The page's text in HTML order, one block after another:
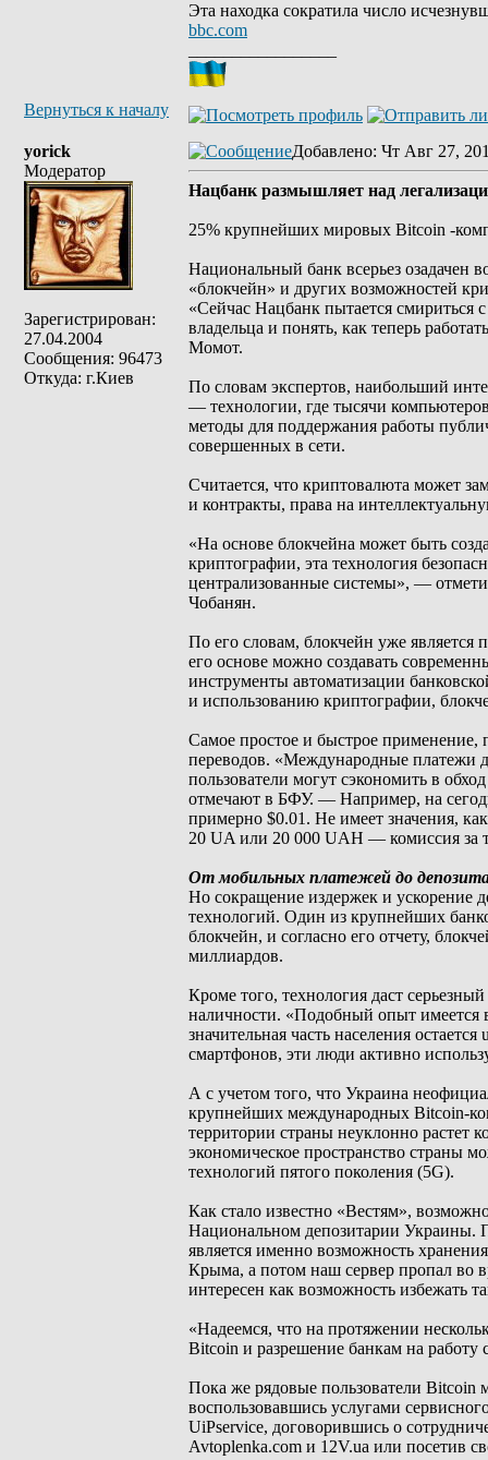
Эта находка сократила число
bbc.com
Вернуться к началу
yorick
Модератор
Зарегистрирован:
27.04.2004
Сообщения: 96473
Откуда: г.Киев
Добавлено: Чт Авг 27,
Нацбанк размышляет над
25% крупнейших мировых Bitcoin -
Национальный банк всерьез озадачен
«блокчейн» и других возможностей
«Сейчас Нацбанк пытается смириться
владельца и понять, как теперь
Момот.
По словам экспертов, наибольший
— технологии, где тысячи
методы для поддержания работы
совершенных в сети.
Считается, что криптовалюта может
и контракты, права на
«На основе блокчейна может быть
криптографии, эта технология
централизованные системы», —
Чобанян.
По его словам, блокчейн уже
его основе можно создавать
инструменты автоматизации
и использованию криптографии,
Самое простое и быстрое применение,
переводов. «Международные платежи
пользователи могут сэкономить в
отмечают в БФУ. — Например, на
примерно $0.01. Не имеет значения,
20 UA или 20 000 UAH — комиссия за
От мобильных платежей до
Но сокращение издержек и ускорение
технологий. Один из крупнейших
блокчейн, и согласно его отчету,
миллиардов.
Кроме того, технология даст
наличности. «Подобный опыт имеется
значительная часть населения
смартфонов, эти люди активно
А с учетом того, что Украина
крупнейших международных Bitcoin-
территории страны неуклонно растет
экономическое пространство страны
технологий пятого поколения (5G).
Как стало известно «Вестям»,
Национальном депозитарии Украины.
является именно возможность
Крыма, а потом наш сервер пропал во
интересен как возможность избежать
«Надеемся, что на протяжении
Bitcoin и разрешение банкам на
Пока же рядовые пользователи Bitcoin
воспользовавшись услугами
UiPservice, договорившись о
Avtoplenka.com и 12V.uа или посетив